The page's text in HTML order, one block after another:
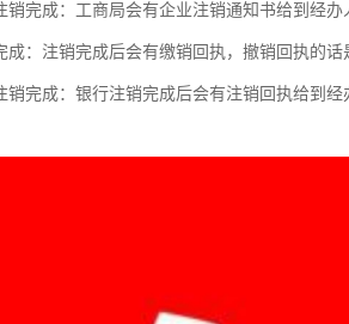
销完成：工商局会有企业注销通知书给到经
成：注销完成后会有缴销回执，撤销回执的
销完成：银行注销完成后会有注销回执给到